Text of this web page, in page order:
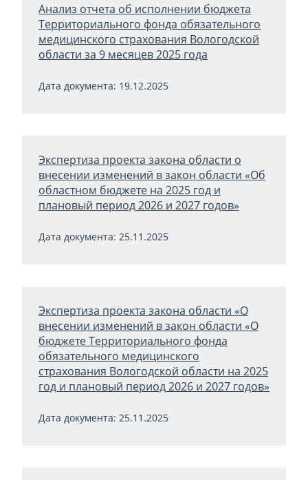
Анализ отчета об исполнении бюджета
Территориального фонда обязательного
медицинского страхования Вологодской
области за 9 месяцев 2025 года
Дата документа: 19.12.2025
Экспертиза проекта закона области о
внесении изменений в закон области «Об
областном бюджете на 2025 год и
плановый период 2026 и 2027 годов»
Дата документа: 25.11.2025
Экспертиза проекта закона области «О
внесении изменений в закон области «О
бюджете Территориального фонда
обязательного медицинского
страхования Вологодской области на 2025
год и плановый период 2026 и 2027 годов»
Дата документа: 25.11.2025